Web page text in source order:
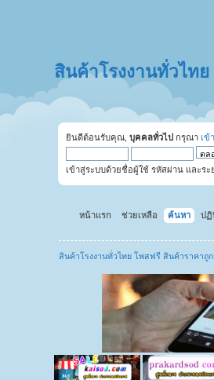
สินค้าโรงงานทั่วไท
ยินดีต้อนรับคุณ, บุคคลทั่วไป กรุณา เข้
เข้าสู่ระบบด้วยชื่อผู้ใช้ รหัสผ่าน และระ
หน้าแรก ช่วยเหลือ ค้นหา ป
สินค้าโรงงานทั่วไทย โพสฟรี สินค้าราคาถู